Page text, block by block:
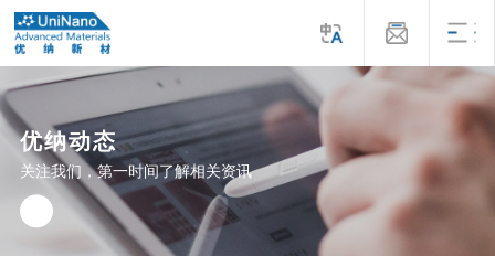
优纳动态
关注我们，第一时间了解相关资讯